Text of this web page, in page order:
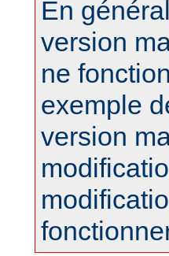
En
version
ne
exemple
version